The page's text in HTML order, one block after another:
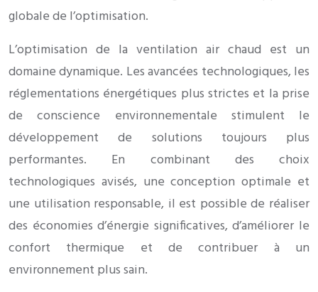
globale de l’optimisation.
L’optimisation de la ventilation air chaud est un
domaine dynamique. Les avancées technologiques, les
réglementations énergétiques plus strictes et la prise
de conscience environnementale stimulent le
développement de solutions toujours plus
performantes. En combinant des choix
technologiques avisés, une conception optimale et
une utilisation responsable, il est possible de réaliser
des économies d’énergie significatives, d’améliorer le
confort thermique et de contribuer à un
environnement plus sain.